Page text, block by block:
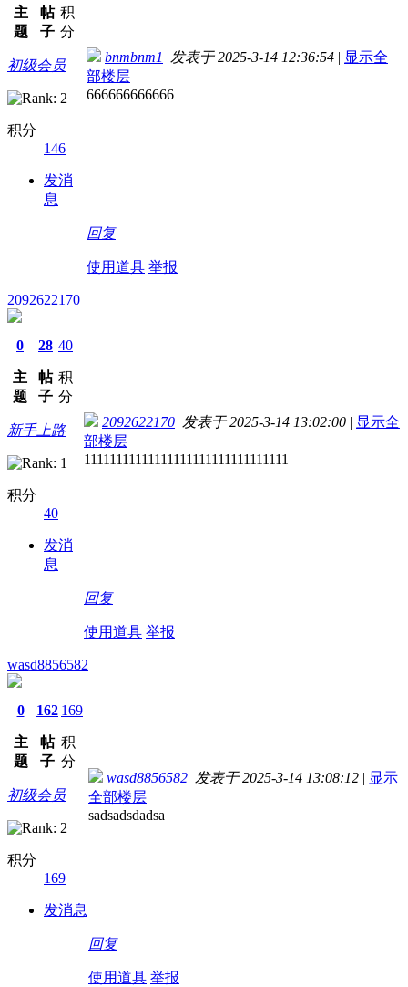
主
题
帖
子
积
分
初级会员
积分
146
发消
息
bnmbnm1 发表于 2025-3-14 12:36:54 | 显示全
部楼层
666666666666
回复
使用道具 举报
2092622170
0
主
题
28
帖
子
40
积
分
新手上路
积分
40
发消
息
2092622170 发表于 2025-3-14 13:02:00 | 显示全
部楼层
11111111111111111111111111111111
回复
使用道具 举报
wasd8856582
0
主
题
162
帖
子
169
积
分
初级会员
积分
169
发消息
wasd8856582 发表于 2025-3-14 13:08:12 | 显示
全部楼层
sadsadsdadsa
回复
使用道具 举报